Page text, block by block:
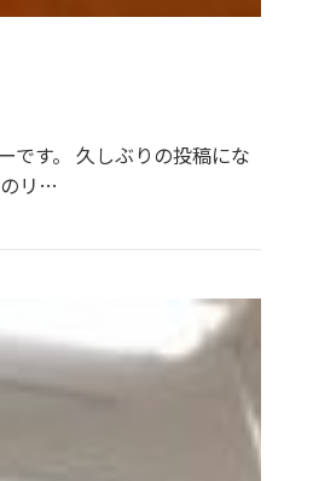
です。 久しぶりの投稿にな
のリ…